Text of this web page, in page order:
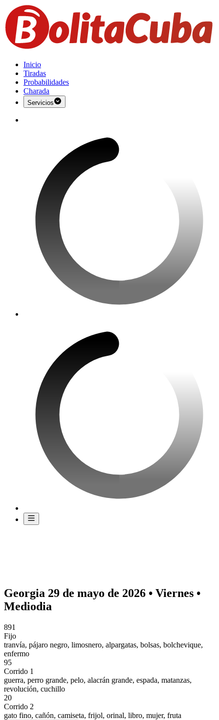
Inicio
Tiradas
Probabilidades
Charada
Servicios
Georgia 29 de mayo de 2026 • Viernes •
Mediodia
891
Fijo
tranvía, pájaro negro, limosnero, alpargatas, bolsas, bolchevique,
enfermo
95
Corrido 1
guerra, perro grande, pelo, alacrán grande, espada, matanzas,
revolución, cuchillo
20
Corrido 2
gato fino, cañón, camiseta, frijol, orinal, libro, mujer, fruta